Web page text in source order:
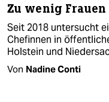
Zu wenig
Seit 2018 untersucht
Chefinnen in
Holstein und
Von Nadine Conti